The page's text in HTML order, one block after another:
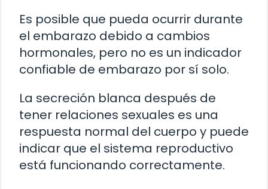
Es posible que pueda ocurrir durante
el embarazo debido a cambios
hormonales, pero no es un indicador
confiable de embarazo por sí solo.
La secreción blanca después de
tener relaciones sexuales es una
respuesta normal del cuerpo y puede
indicar que el sistema reproductivo
está funcionando correctamente.